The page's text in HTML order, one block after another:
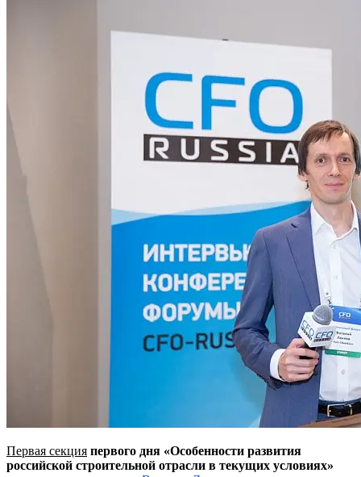
Первая секция первого дня «Особенности развития
российской строительной отрасли в текущих условиях»